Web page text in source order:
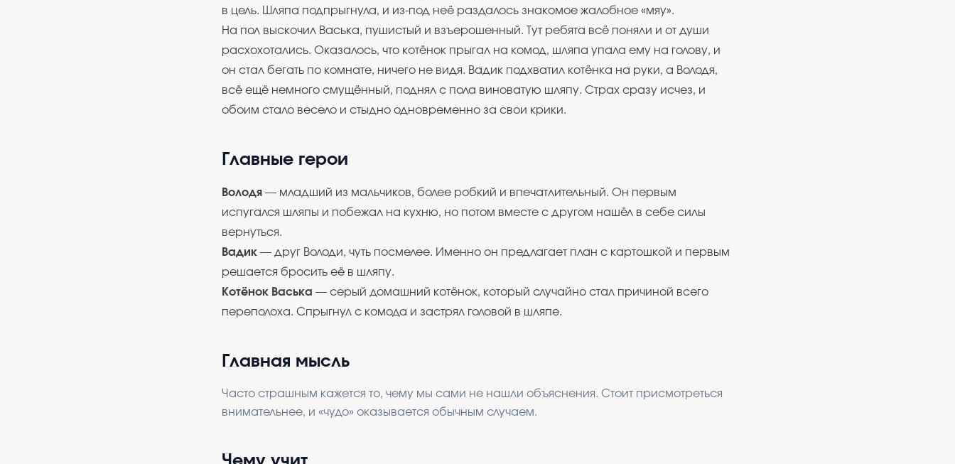
в цель. Шляпа подпрыгнула, и из-под неё раздалось знакомое жалобное «мяу».
На пол выскочил Васька, пушистый и взъерошенный. Тут ребята всё поняли и от души
расхохотались. Оказалось, что котёнок прыгал на комод, шляпа упала ему на голову, и
он стал бегать по комнате, ничего не видя. Вадик подхватил котёнка на руки, а Володя,
всё ещё немного смущённый, поднял с пола виноватую шляпу. Страх сразу исчез, и
обоим стало весело и стыдно одновременно за свои крики.
Главные герои
Володя — младший из мальчиков, более робкий и впечатлительный. Он первым
испугался шляпы и побежал на кухню, но потом вместе с другом нашёл в себе силы
вернуться.
Вадик — друг Володи, чуть посмелее. Именно он предлагает план с картошкой и первым
решается бросить её в шляпу.
Котёнок Васька — серый домашний котёнок, который случайно стал причиной всего
переполоха. Спрыгнул с комода и застрял головой в шляпе.
Главная мысль
Часто страшным кажется то, чему мы сами не нашли объяснения. Стоит присмотреться
внимательнее, и «чудо» оказывается обычным случаем.